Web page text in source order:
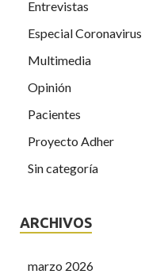
Entrevistas
Especial Coronavirus
Multimedia
Opinión
Pacientes
Proyecto Adher
Sin categoría
ARCHIVOS
marzo 2026